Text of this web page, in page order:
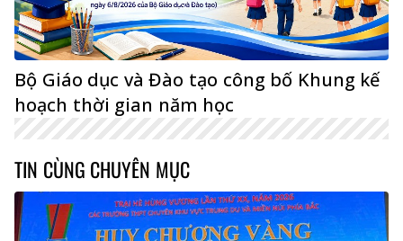
Bộ Giáo dục và Đào tạo công bố Khung kế
hoạch thời gian năm học
TIN CÙNG CHUYÊN MỤC